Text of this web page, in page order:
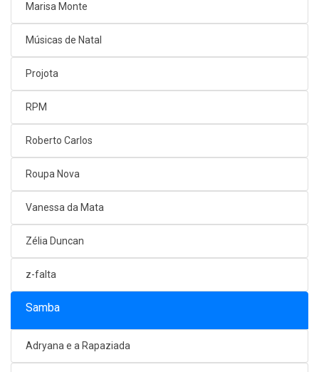
Marisa Monte
Músicas de Natal
Projota
RPM
Roberto Carlos
Roupa Nova
Vanessa da Mata
Zélia Duncan
z-falta
Samba
Adryana e a Rapaziada